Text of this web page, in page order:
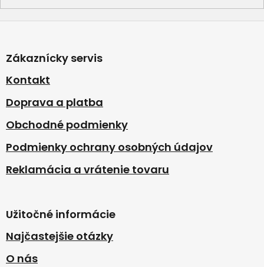
p
ä
e
Zákaznícky servis
Kontakt
Doprava a platba
Obchodné podmienky
Podmienky ochrany osobných údajov
Reklamácia a vrátenie tovaru
Užitočné informácie
Najčastejšie otázky
O nás